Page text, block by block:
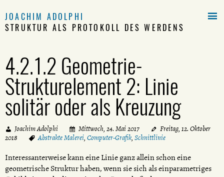
JOACHIM ADOLPHI
STRUKTUR ALS PROTOKOLL DES WERDENS
4.2.1.2 Geometrie-
Strukturelement 2: Linie
solitär oder als Kreuzung
Joachim Adolphi Mittwoch, 24. Mai 2017
Freitag, 12. Oktober
2018
Abstrakte Malerei, Computer-Grafik, Schnittlinie
Interessanterweise kann eine Linie ganz allein schon eine
geometrische Struktur haben, wenn sie sich als einparametriges
